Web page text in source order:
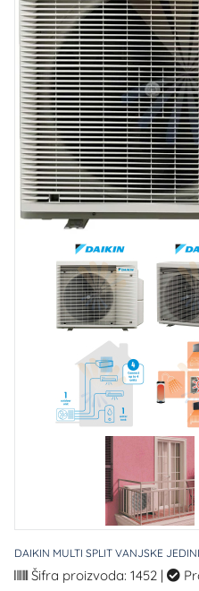
DAIKIN MULTI SPLIT VANJSKE
Šifra proizvoda: 1452 |